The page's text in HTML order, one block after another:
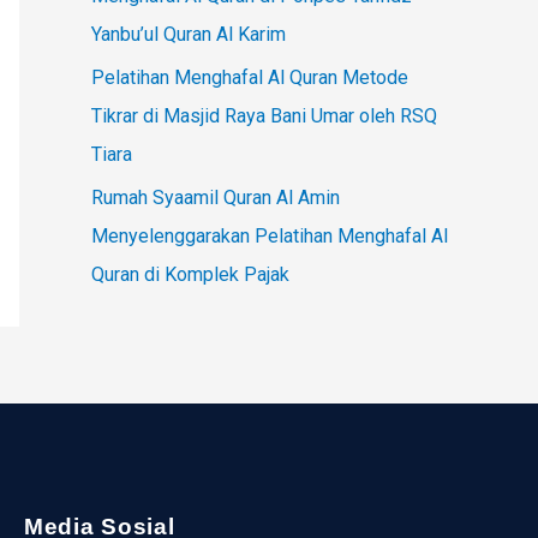
Yanbu’ul Quran Al Karim
Pelatihan Menghafal Al Quran Metode
Tikrar di Masjid Raya Bani Umar oleh RSQ
Tiara
Rumah Syaamil Quran Al Amin
Menyelenggarakan Pelatihan Menghafal Al
Quran di Komplek Pajak
Media Sosial